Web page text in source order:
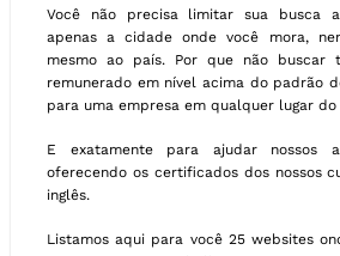
Você não precisa limitar sua busca
apenas a cidade onde você mora,
mesmo ao país. Por que não buscar
remunerado em nível acima do padrão
para uma empresa em qualquer lugar
E exatamente para ajudar nossos
oferecendo os certificados dos nossos
inglês.
Listamos aqui para você 25 websites